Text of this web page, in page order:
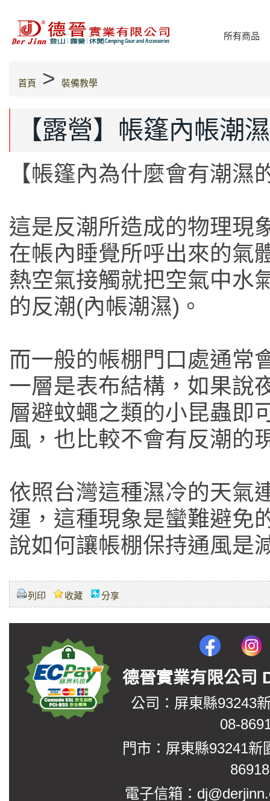
所有商品
首頁 > 裝備教學
【露營】帳篷內帳潮
【帳篷內為什麼會有潮濕
這是反潮所造成的物理現
在帳內睡覺所呼出來的氣
熱空氣接觸就把空氣中水
的反潮(內帳潮濕)。
而一般的帳棚門口處通常
一層是表布結構，如果說
層避蚊蠅之類的小昆蟲即
風，也比較不會有反潮的
依照台灣這種濕冷的天氣
運，這種現象是蠻難避免
說如何讓帳棚保持通風是
列印 收藏 分享
德晉實業有限公
公司：屏東縣93243
08-
門市：屏東縣93241
電子信箱：